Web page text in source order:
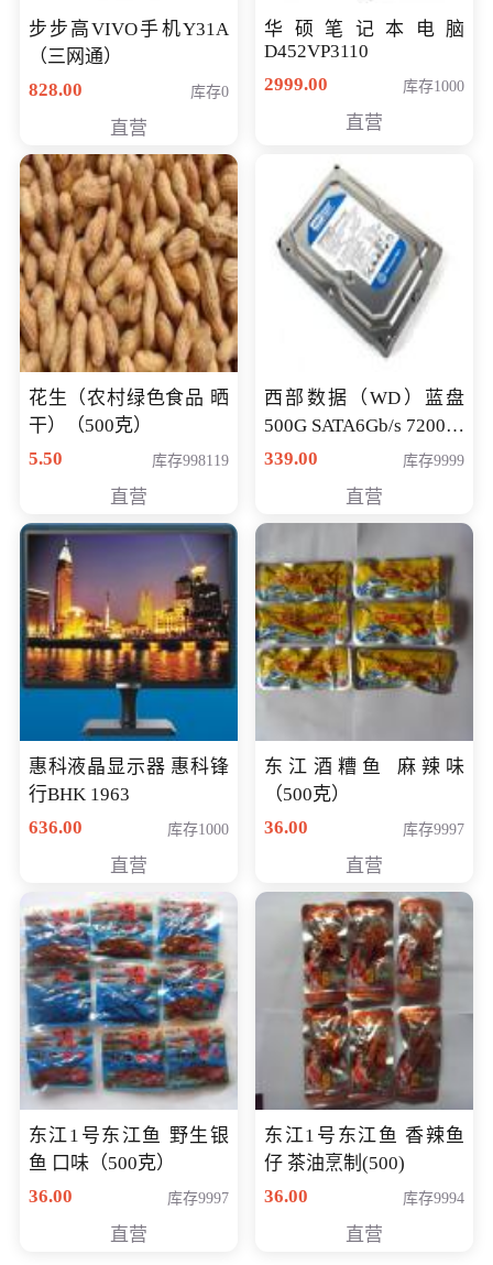
步步高VIVO手机Y31A
（三网通）
828.00
库存0
直营
华硕笔记本电脑
D452VP3110
2999.00
库存1000
直营
花生（农村绿色食品 晒
干）（500克）
5.50
库存998119
直营
西部数据（WD）蓝盘
500G SATA6Gb/s 7200转
16M 台式机硬盘
339.00 库存9999
直营
惠科液晶显示器 惠科锋
行BHK 1963
636.00
库存1000
直营
东江酒糟鱼 麻辣味
（500克）
36.00
库存9997
直营
东江1号东江鱼 野生银
鱼 口味（500克）
36.00
库存9997
直营
东江1号东江鱼 香辣鱼
仔 茶油烹制(500)
36.00
库存9994
直营